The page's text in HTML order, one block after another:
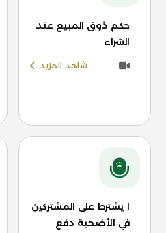
حكم ذوق المبيع عند
الشراء
شاهد المزيد
ا يشترط على المشتركين
في الأضحية دفع